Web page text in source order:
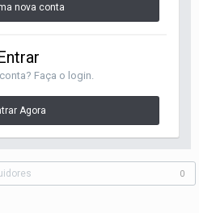
nova conta
Faça o login.
Agora
0